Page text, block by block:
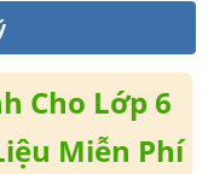
Cho Lớp 6
Miễn Phí